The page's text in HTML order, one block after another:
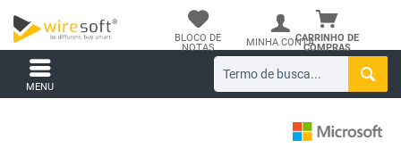
CARRINHO DE
COMPRAS
BLOCO DE
NOTAS
MINHA CONTA
MENU